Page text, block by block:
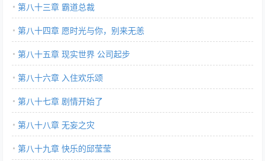
第八十三章 霸道总裁
第八十四章 愿时光与你，别来无恙
第八十五章 现实世界 公司起步
第八十六章 入住欢乐颂
第八十七章 剧情开始了
第八十八章 无妄之灾
第八十九章 快乐的邱莹莹